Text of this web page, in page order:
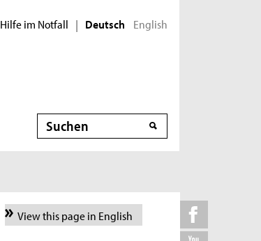
Hilfe im Notfall | Deutsch English
Suche
View this page in English